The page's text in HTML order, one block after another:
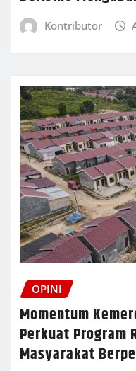
Kontributor
OPINI
Momentum
Perkuat Program
Masyarakat